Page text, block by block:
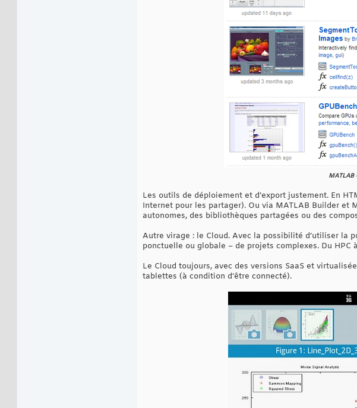
Les outils de déploiement et d’export justement. En
Internet pour les partager). Ou via MATLAB Builder et
autonomes, des bibliothèques partagées ou des
Autre virage : le Cloud. Avec la possibilité d’utiliser la
ponctuelle ou globale – de projets complexes. Du HPC
Le Cloud toujours, avec des versions SaaS et
tablettes (à condition d’être connecté).